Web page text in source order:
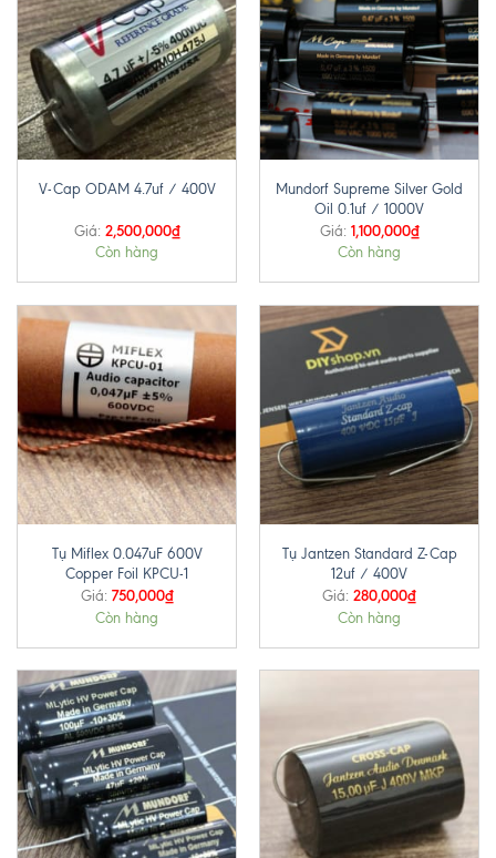
V-Cap ODAM 4.7uf / 400V
Giá: 2,500,000₫
Còn hàng
Mundorf Supreme Silver Gold
Oil 0.1uf / 1000V
Giá: 1,100,000₫
Còn hàng
Tụ Miflex 0.047uF 600V
Copper Foil KPCU-1
Giá: 750,000₫
Còn hàng
Tụ Jantzen Standard Z-Cap
12uf / 400V
Giá: 280,000₫
Còn hàng